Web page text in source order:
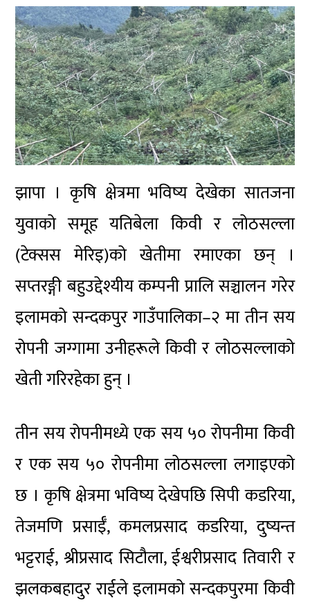
झापा । कृषि क्षेत्रमा भविष्य देखेका सातजना
युवाको समूह यतिबेला किवी र लोठसल्ला
(टेक्सस मेरिइ)को खेतीमा रमाएका छन् ।
सप्तरङ्गी बहुउद्देश्यीय कम्पनी प्रालि सञ्चालन गरेर
इलामको सन्दकपुर गाउँपालिका–२ मा तीन सय
रोपनी जग्गामा उनीहरूले किवी र लोठसल्लाको
खेती गरिरहेका हुन् ।
तीन सय रोपनीमध्ये एक सय ५० रोपनीमा किवी
र एक सय ५० रोपनीमा लोठसल्ला लगाइएको
छ । कृषि क्षेत्रमा भविष्य देखेपछि सिपी कडरिया,
तेजमणि प्रसाईँ, कमलप्रसाद कडरिया, दुष्यन्त
भट्टराई, श्रीप्रसाद सिटौला, ईश्वरीप्रसाद तिवारी र
झलकबहादुर राईले इलामको सन्दकपुरमा किवी